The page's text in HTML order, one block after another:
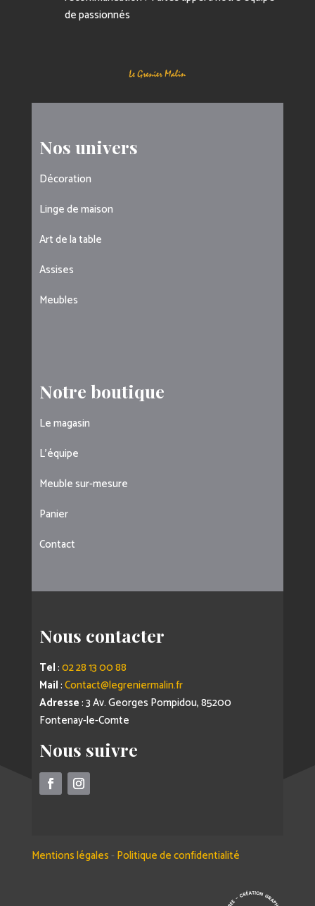
de passionnés
Nos univers
Décoration
Linge de maison
Art de la table
Assises
Meubles
Notre boutique
Le magasin
L’équipe
Meuble sur-mesure
Panier
Contact
Nous contacter
Tel:02 28 13 00 88
Mail:Contact@legreniermalin.fr
Adresse: 3 Av. Georges Pompidou, 85200
Fontenay-le-Comte
Nous suivre
Mentions légales - Politique de confidentialité